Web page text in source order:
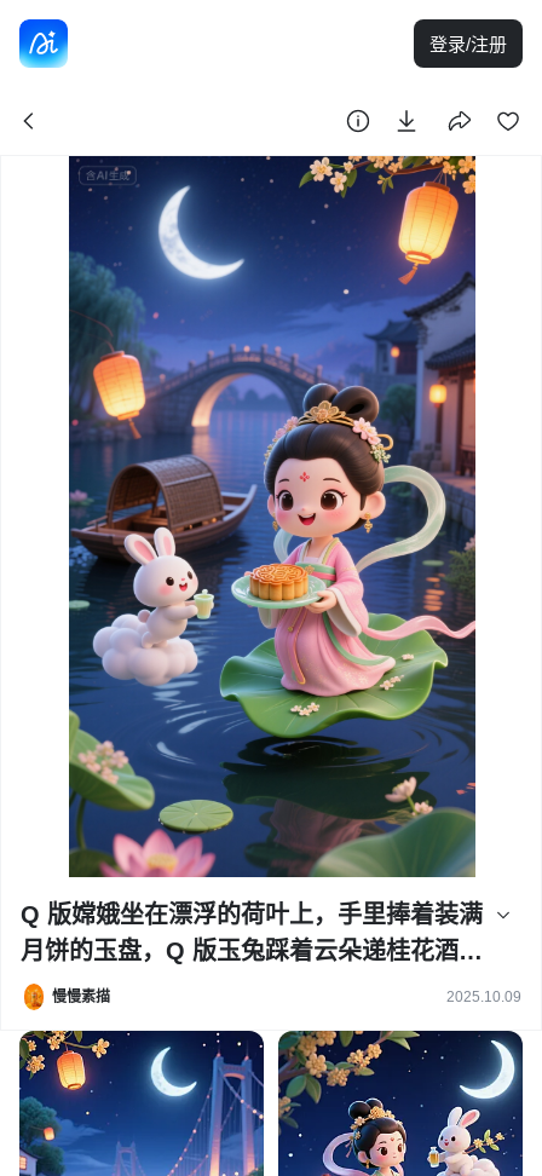
登录/注册
Q 版嫦娥坐在漂浮的荷叶上，手里捧着装满
月饼的玉盘，Q 版玉兔踩着云朵递桂花酒，
下方是江南水乡乌篷船与现代跨江大桥同
慢慢素描 2025.10.09